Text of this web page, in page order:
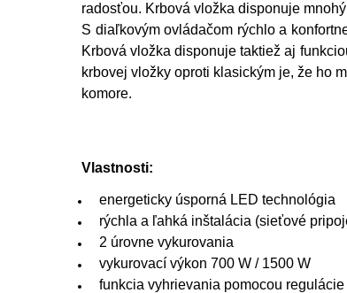
radosťou. Krbová vložka disponuje
S diaľkovým ovládačom rýchlo a
Krbová vložka disponuje taktiež aj
krbovej vložky oproti klasickým je, že ho
komore.
Vlastnosti:
energeticky úsporná LED technológia
rýchla a ľahká inštalácia (sieťové
2 úrovne vykurovania
vykurovací výkon 700 W / 1500 W
funkcia vyhrievania pomocou regulácie